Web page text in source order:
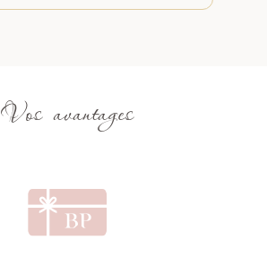
Vos avantages